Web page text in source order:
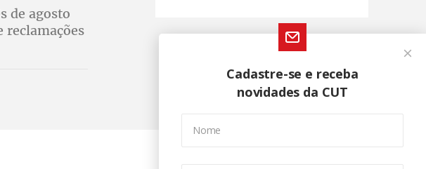
de agosto
reclamações
Cadastre-se e receba
novidades da CUT
Nome